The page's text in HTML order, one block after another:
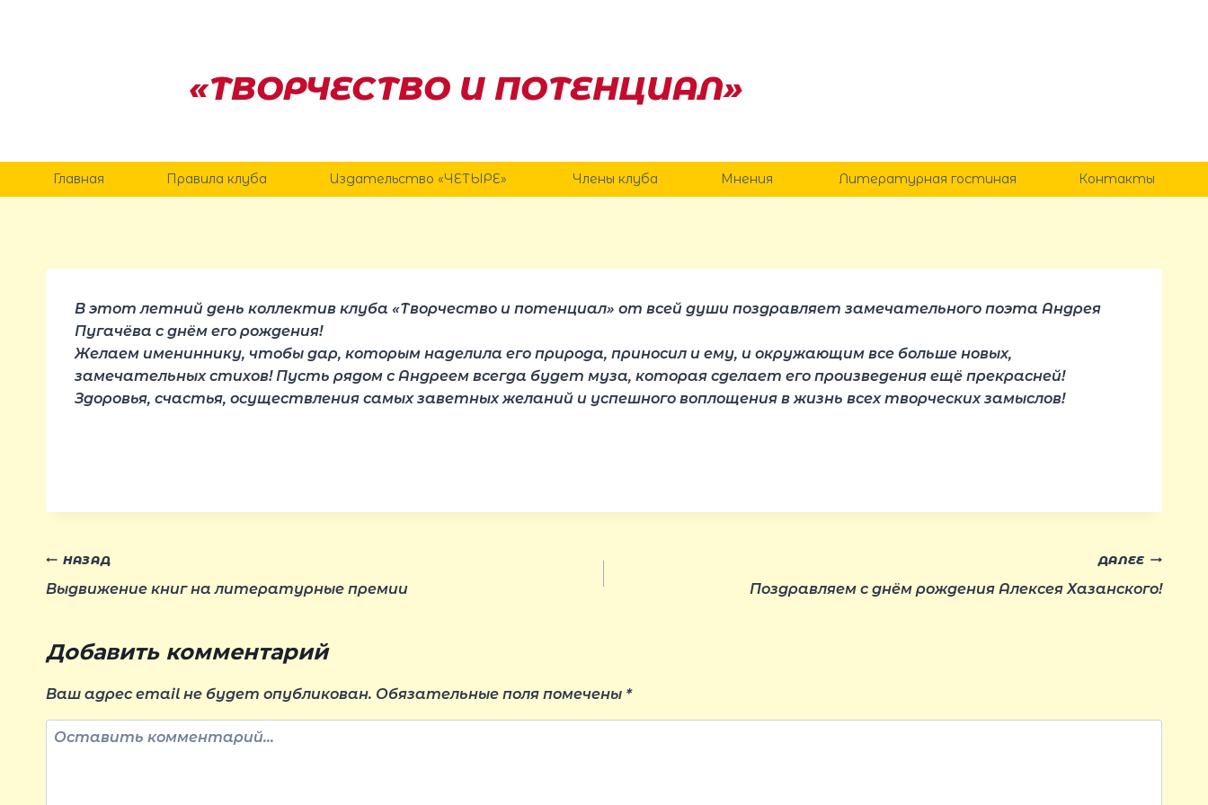
«ТВОРЧЕСТВО И ПОТЕНЦИАЛ»
Главная Правила клуба Издательство «ЧЕТЫРЕ» Члены клуба Мнения Литературная гостиная Контакты
В этот летний день коллектив клуба «Творчество и потенциал» от всей души поздравляет замечательного поэта Андрея
Пугачёва с днём его рождения!
Желаем имениннику, чтобы дар, которым наделила его природа, приносил и ему, и окружающим все больше новых,
замечательных стихов! Пусть рядом с Андреем всегда будет муза, которая сделает его произведения ещё прекрасней!
Здоровья, счастья, осуществления самых заветных желаний и успешного воплощения в жизнь всех творческих замыслов!
Навигация
записям
НАЗАД
Выдвижение книг на литературные премии
ДАЛЕЕ
Поздравляем с днём рождения Алексея Хазанского!
Добавить комментарий
Ваш адрес email не будет опубликован. Обязательные поля помечены *